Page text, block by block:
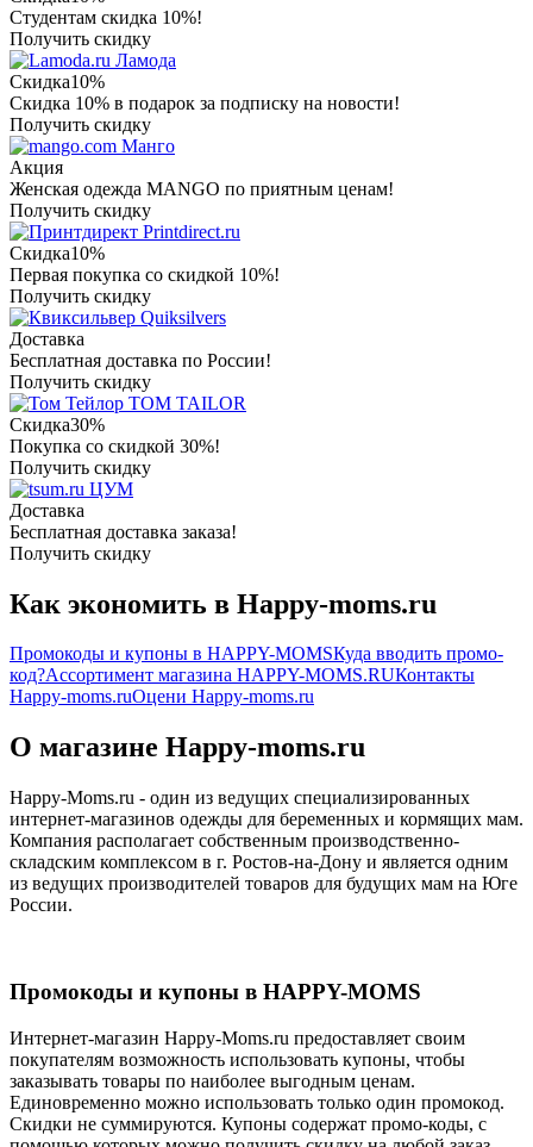
Студентам скидка 10%!
Получить скидку
Ламода
Скидка10%
Скидка 10% в подарок за подписку на новости!
Получить скидку
Манго
Акция
Женская одежда MANGO по приятным ценам!
Получить скидку
Printdirect.ru
Скидка10%
Первая покупка со скидкой 10%!
Получить скидку
Quiksilvers
Доставка
Бесплатная доставка по России!
Получить скидку
TOM TAILOR
Скидка30%
Покупка со скидкой 30%!
Получить скидку
ЦУМ
Доставка
Бесплатная доставка заказа!
Получить скидку
Как экономить в Happy-moms.ru
Промокоды и купоны в HAPPY-MOMSКуда вводить промо-
код?Ассортимент магазина HAPPY-MOMS.RUКонтакты
Happy-moms.ruОцени Happy-moms.ru
О магазине Happy-moms.ru
Happy-Moms.ru - один из ведущих специализированных
интернет-магазинов одежды для беременных и кормящих мам.
Компания располагает собственным производственно-
складским комплексом в г. Ростов-на-Дону и является одним
из ведущих производителей товаров для будущих мам на Юге
России.
Промокоды и купоны в HAPPY-MOMS
Интернет-магазин Happy-Moms.ru предоставляет своим
покупателям возможность использовать купоны, чтобы
заказывать товары по наиболее выгодным ценам.
Единовременно можно использовать только один промокод.
Скидки не суммируются. Купоны содержат промо-коды, с